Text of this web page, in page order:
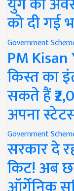
को दी गई
Government
PM
किस्त का
सकते हैं
अपना
Government
सरकार दे
किट! अब